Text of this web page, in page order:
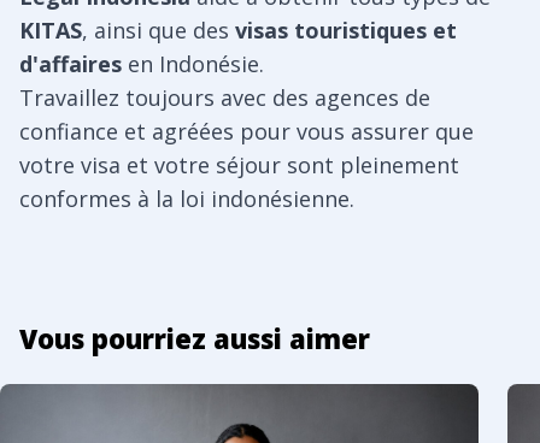
KITAS, ainsi que des visas touristiques et
d'affaires en Indonésie.
Travaillez toujours avec des agences de
confiance et agréées pour vous assurer que
votre visa et votre séjour sont pleinement
conformes à la loi indonésienne.
Vous pourriez aussi aimer